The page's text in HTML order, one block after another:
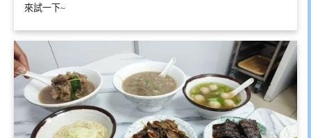
來試一下~